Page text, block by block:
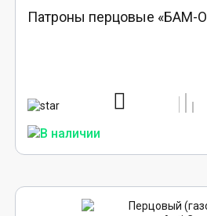
Патроны перцовые «БАМ-